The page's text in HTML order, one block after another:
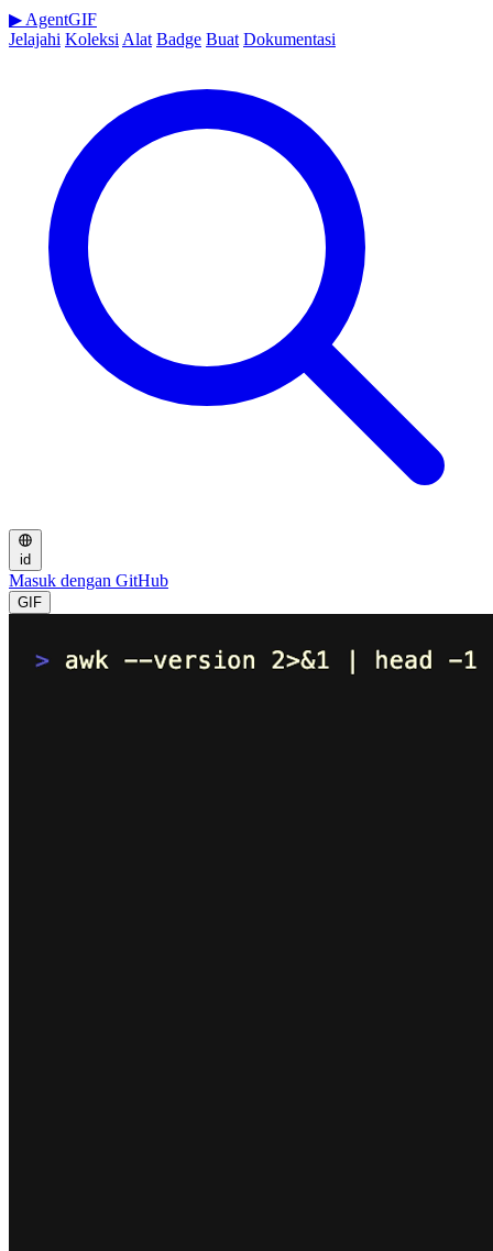
▶ AgentGIF
Jelajahi Koleksi Alat Badge Buat Dokumentasi
id
Masuk dengan GitHub
GIF